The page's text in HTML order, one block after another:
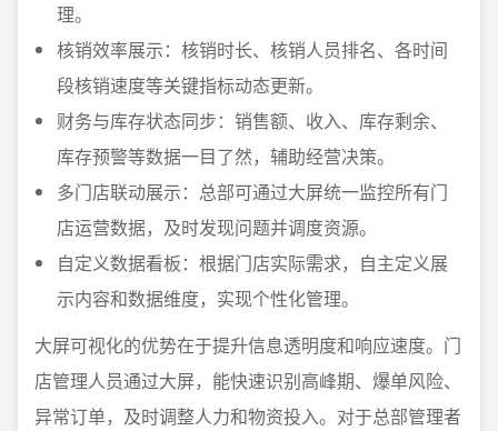
理。
核销效率展示：核销时长、核销人员排名、各时间
段核销速度等关键指标动态更新。
财务与库存状态同步：销售额、收入、库存剩余、
库存预警等数据一目了然，辅助经营决策。
多门店联动展示：总部可通过大屏统一监控所有门
店运营数据，及时发现问题并调度资源。
自定义数据看板：根据门店实际需求，自主定义展
示内容和数据维度，实现个性化管理。
大屏可视化的优势在于提升信息透明度和响应速度。门
店管理人员通过大屏，能快速识别高峰期、爆单风险、
异常订单，及时调整人力和物资投入。对于总部管理者